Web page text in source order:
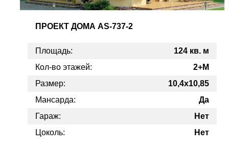
ПРОЕКТ ДОМА AS-737-2
Площадь:
124 кв. м
Кол-во этажей:
2+М
Размер:
10,4x10,85
Мансарда:
Да
Гараж:
Нет
Цоколь:
Нет